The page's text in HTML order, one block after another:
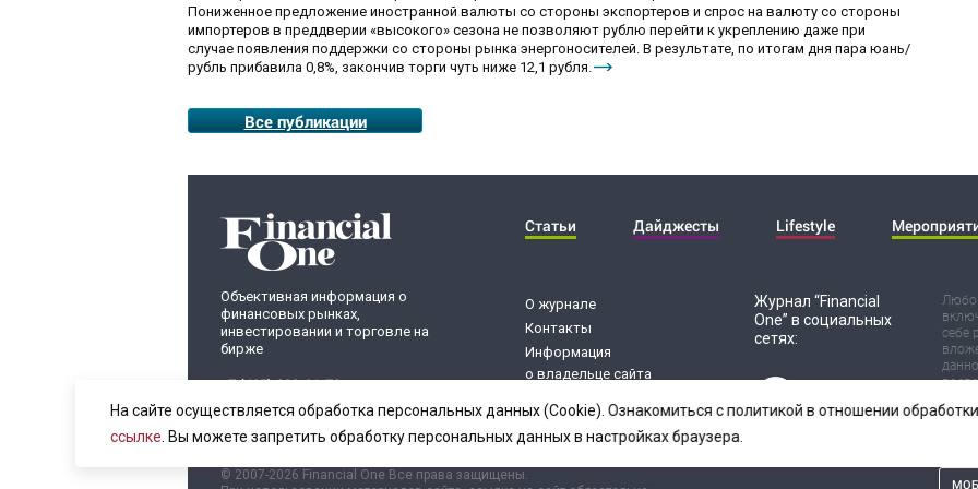
Пониженное предложение иностранной валюты со стороны экспортеров и спрос на валюту со стороны
импортеров в преддверии «высокого» сезона не позволяют рублю перейти к укреплению даже при
случае появления поддержки со стороны рынка энергоносителей. В результате, по итогам дня пара юань/
рубль прибавила 0,8%, закончив торги чуть ниже 12,1 рубля.
Все публикации
Объективная информация о
финансовых рынках,
инвестировании и торговле на
бирже
+7 (495) 899-01-70
info@fomag.ru
Статьи Дайджесты Lifestyle
О журнале
Контакты
Информация
о владельце сайта
персональных данных
Журнал “Financial
One” в социальных
сетях:
себе
риск
© 2007-2026 Financial One Все права защищены.
На сайте осуществляется обработка персональных данных (Cookie). Ознакомиться с политикой в отношении
ссылке . Вы можете запретить обработку персональных данных в настройках браузера.